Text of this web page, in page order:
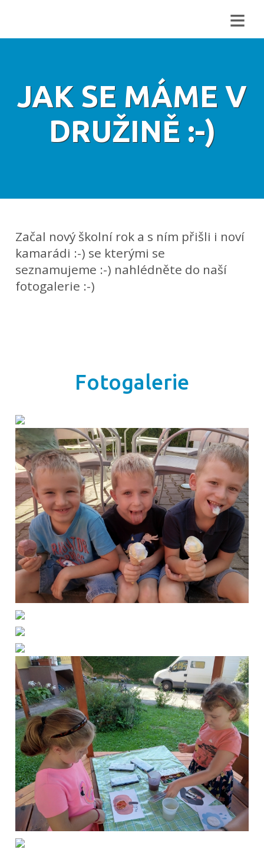
≡
JAK SE MÁME V
DRUŽINĚ :-)
Začal nový školní rok a s ním přišli i noví
kamarádi :-) se kterými se
seznamujeme :-) nahlédněte do naší
fotogalerie :-)
Fotogalerie